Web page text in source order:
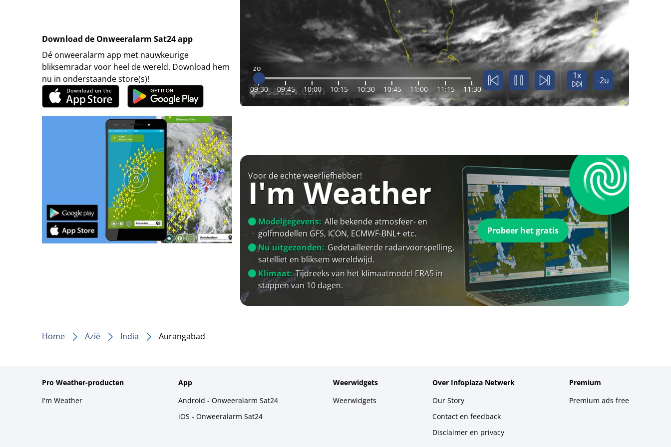
Download de Onweeralarm Sat24 app
Dé onweeralarm app met nauwkeurige
bliksemradar voor heel de wereld. Download hem
nu in onderstaande store(s)!
zo
09:30 09:45 10:00 10:15 10:30 10:45 11:00 11:15 11:30
1x -2u
Voor de echte weerliefhebber!
I'm Weather
Modelgegevens: Alle bekende atmosfeer- en
golfmodellen GFS, ICON, ECMWF-BNL+ etc.
Nu uitgezonden: Gedetailleerde radarvoorspelling,
satelliet en bliksem wereldwijd.
Klimaat: Tijdreeks van het klimaatmodel ERA5 in
stappen van 10 dagen.
Probeer het gratis
Home Azië India Aurangabad
Pro Weather-producten
I'm Weather
App
Android - Onweeralarm Sat24
iOS - Onweeralarm Sat24
Weerwidgets
Weerwidgets
Over Infoplaza Netwerk
Our Story
Contact en feedback
Disclaimer en privacy
Premium
Premium ads free